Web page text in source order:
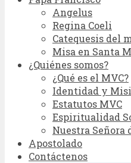
Angelus
Regina Coeli
Catequesis del
Misa en Santa
¿Quiénes somos?
¿Qué es el MVC?
Identidad y
Estatutos MVC
Espiritualidad
Nuestra Señora
Apostolado
Contáctenos